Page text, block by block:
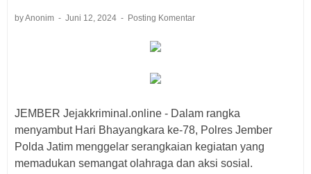
by Anonim Juni 12, 2024 Posting Komentar
JEMBER Jejakkriminal.online - Dalam rangka
menyambut Hari Bhayangkara ke-78, Polres Jember
Polda Jatim menggelar serangkaian kegiatan yang
memadukan semangat olahraga dan aksi sosial.